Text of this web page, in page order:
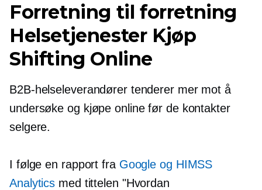
Forretning til forretning
Helsetjenester Kjøp
Shifting Online
B2B-helseleverandører tenderer mer mot å
undersøke og kjøpe online før de kontakter
selgere.
I følge en rapport fra Google og HIMSS
Analytics med tittelen "Hvordan